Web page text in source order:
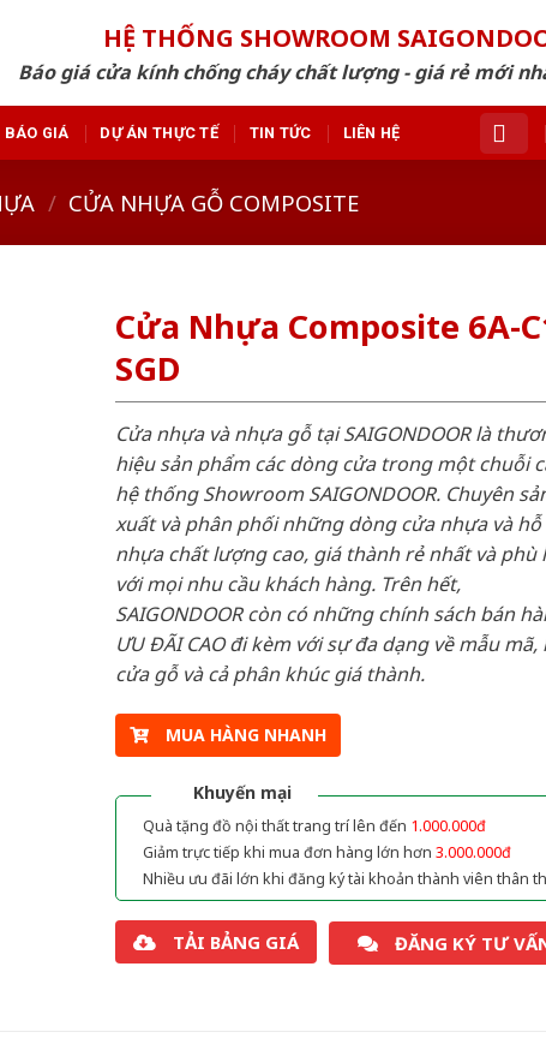
HỆ THỐNG SHOWROOM
Báo giá cửa kính chống cháy chất lượng - giá rẻ mới
BÁO GIÁ DỰ ÁN THỰC TẾ TIN TỨC LIÊN HỆ
/ CỬA NHỰA GỖ COMPOSITE
Cửa Nhựa Composite 6A-
SGD
Cửa nhựa và nhựa gỗ tại SAIGONDOOR là
hiệu sản phẩm các dòng cửa trong một chuỗi
hệ thống Showroom SAIGONDOOR. Chuyên
xuất và phân phối những dòng cửa nhựa và
nhựa chất lượng cao, giá thành rẻ nhất và phù
với mọi nhu cầu khách hàng. Trên hết,
SAIGONDOOR còn có những chính sách bán
ƯU ĐÃI CAO đi kèm với sự đa dạng về mẫu mã,
cửa gỗ và cả phân khúc giá thành.
MUA HÀNG NHANH
Khuyến mại
Quà tặng đồ nội thất trang trí lên đến 1.000.000đ
Giảm trực tiếp khi mua đơn hàng lớn hơn 3.000.000đ
Nhiều ưu đãi lớn khi đăng ký tài khoản thành viên thân
TẢI BẢNG GIÁ ĐĂNG KÝ TƯ